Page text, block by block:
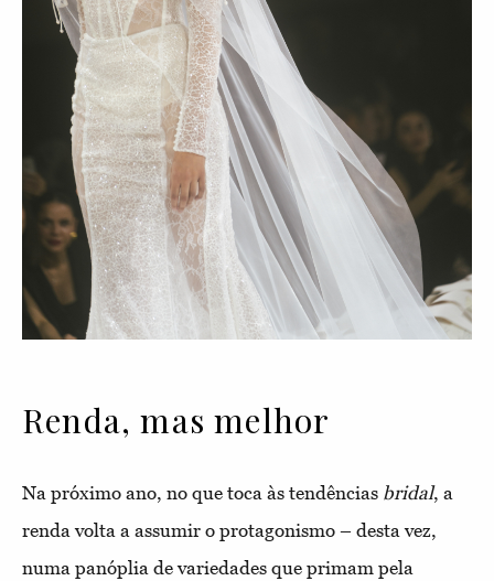
Renda, mas melhor
Na próximo ano, no que toca às tendências bridal, a
renda volta a assumir o protagonismo – desta vez,
numa panóplia de variedades que primam pela